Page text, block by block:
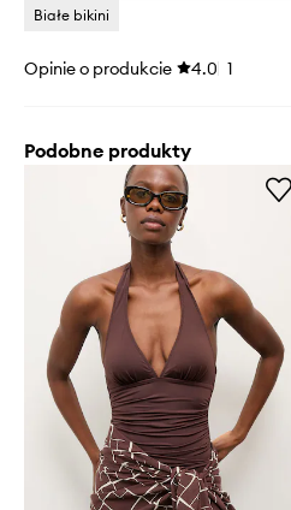
Białe bikini
Opinie o produkcie 4.0 1
Podobne produkty